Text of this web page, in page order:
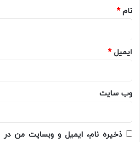
نام*
ایمیل*
وب‌ سایت
ذخیره نام، ایمیل و وبسایت من در